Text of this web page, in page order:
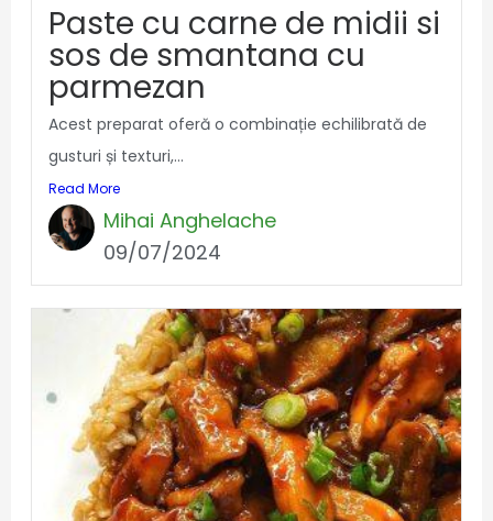
Paste cu carne de midii si
sos de smantana cu
parmezan
Acest preparat oferă o combinație echilibrată de
gusturi și texturi,...
Read More
Mihai Anghelache
09/07/2024